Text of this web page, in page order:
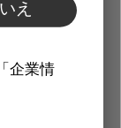
え
企業情